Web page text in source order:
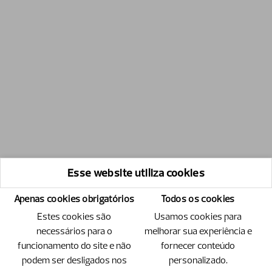
Esse website utiliza cookies
Apenas cookies obrigatórios
Estes cookies são
necessários para o
funcionamento do site e não
podem ser desligados nos
Todos os cookies
Usamos cookies para
melhorar sua experiência e
fornecer conteúdo
personalizado.